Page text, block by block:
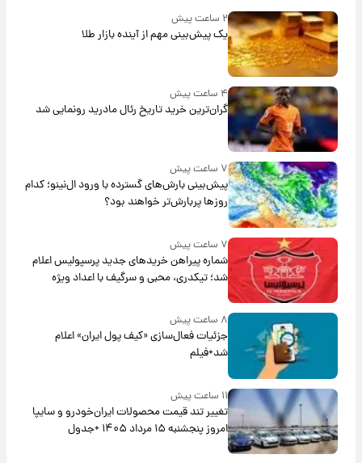
۲ ساعت پیش
یک پیش‌بینی مهم از آینده بازار طلا
۴ ساعت پیش
گران‌ترین خرید تاریخ رئال مادرید رونمایی شد
۷ ساعت پیش
پیش‌بینی بارش‌های گسترده با ورود ال‌نینو؛ کدام
روزها پربارش‌تر خواهند بود؟
۷ ساعت پیش
شماره پیراهن خریدهای جدید پرسپولیس اعلام
شد؛ تیکدری، محبی و سرگیف با اعداد ویژه
۸ ساعت پیش
جزئیات فعال‌سازی «کیف پول ایران» اعلام
شد+فیلم
۱۱ ساعت پیش
تغییر تند قیمت محصولات ایران‌خودرو و سایپا
امروز پنجشنبه ۱۵ مرداد ۱۴۰۵ +جدول